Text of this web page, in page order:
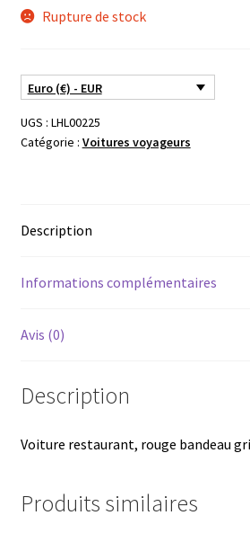
Rupture de stock
Euro (€) - EUR
UGS : LHL00225
Catégorie : Voitures voyageurs
Description
Informations complémentaires
Avis (0)
Description
Voiture restaurant, rouge bandeau
Produits similaires